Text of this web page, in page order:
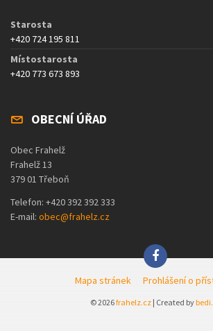
Starosta
+420 724 195 811
Místostarosta
+420 773 673 893
OBECNÍ ÚŘAD
Obec Frahelž
Frahelž 13
379 01 Třeboň
Telefon: +420 392 392 333
E-mail: obec@frahelz.cz
Mapa stránek Prohlášení o
© 2026frahelz.cz| Created by